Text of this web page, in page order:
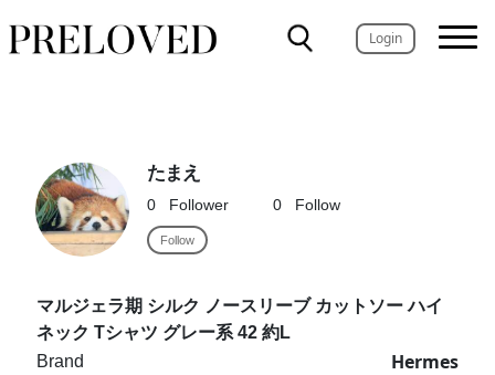
Login
たまえ
0 Follower 0 Follow
Follow
マルジェラ期 シルク ノースリーブ カットソー ハイ
ネック Tシャツ グレー系 42 約L
Brand
Hermes